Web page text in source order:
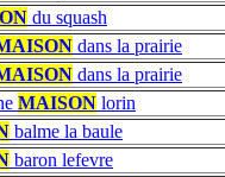
du squash
dans la prairie
dans la prairie
MAISON lorin
balme la baule
baron lefevre